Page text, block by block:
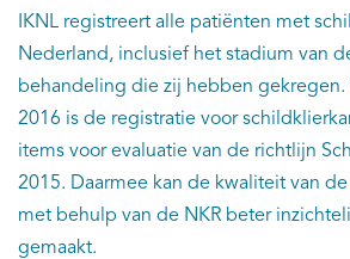
IKNL registreert alle patiënten met
Nederland, inclusief het stadium van
behandeling die zij hebben gekregen.
2016 is de registratie voor
items voor evaluatie van de richtlijn
2015. Daarmee kan de kwaliteit van
met behulp van de NKR beter
gemaakt.